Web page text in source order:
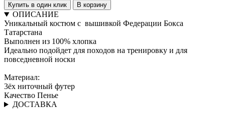
Купить в один клик В корзину
ОПИСАНИЕ
Уникальный костюм с вышивкой Федерации Бокса
Татарстана
Выполнен из 100% хлопка
Идеально подойдет для походов на тренировку и для
повседневной носки
Материал:
3ёх ниточный футер
Качество Пенье
ДОСТАВКА